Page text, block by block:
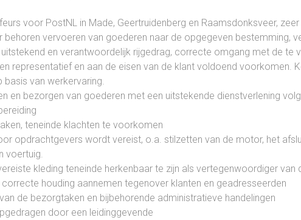
voor PostNL in Made, Geertruidenberg en Raamsdonksveer,
vervoeren van goederen naar de opgegeven bestemming,
en verantwoordelijk rijgedrag, correcte omgang met de te
representatief en aan de eisen van de klant voldoend voorkomen.
van werkervaring.
en bezorgen van goederen met een uitstekende dienstverlening
teneinde klachten te voorkomen
opdrachtgevers wordt vereist, o.a. stilzetten van de motor, het
voertuig.
kleding teneinde herkenbaar te zijn als vertegenwoordiger van
houding aannemen tegenover klanten en geadresseerden
de bezorgtaken en bijbehorende administratieve handelingen
door een leidinggevende